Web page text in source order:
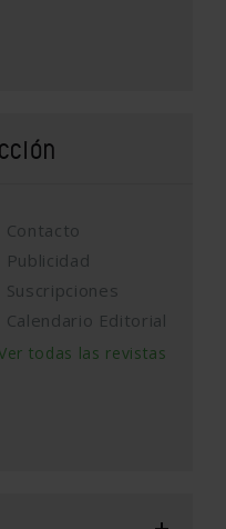
Contacto
Publicidad
Suscripciones
Calendario Editorial
todas las revistas